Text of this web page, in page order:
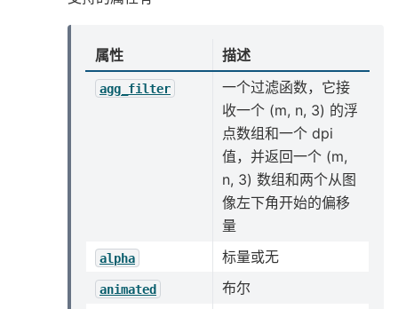
属性 描述
agg_filter
一个过滤函数，它接
收一个 (m, n, 3) 的浮
点数组和一个 dpi
值，并返回一个 (m,
n, 3) 数组和两个从图
像左下角开始的偏移
量
alpha 标量或无
animated 布尔